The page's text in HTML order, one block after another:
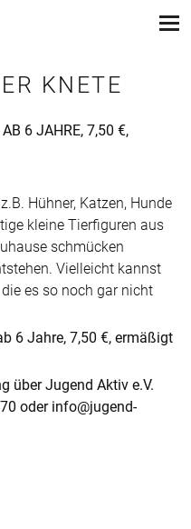
KNETE
6 JAHRE, 7,50 €,
Hühner, Katzen, Hunde
kleine Tierfiguren aus
schmücken
Vielleicht kannst
es so noch gar nicht
6 Jahre, 7,50 €, ermäßigt
über Jugend Aktiv e.V.
oder info@jugend-